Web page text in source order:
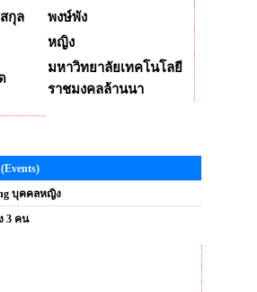
กุล
พงษ์พัง
หญิง
มหาวิทยาลัยเทคโนโลยี
ราชมงคลล้านนา
บุคคลหญิง
3 คน